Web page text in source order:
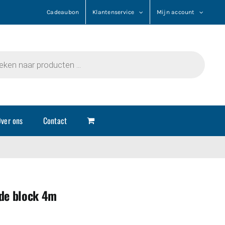
Cadeaubon Klantenservice Mijn account
ons Contact
block 4m